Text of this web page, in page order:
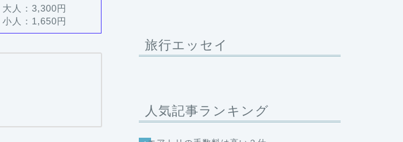
大人：3,300円
小人：1,650円
旅行エッセイ
人気記事ランキング